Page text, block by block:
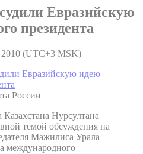
Евразийскую
президента
(UTC+3 MSK)
России
Казахстана Нурсултана
темой обсуждения на
Мажилиса Урала
международного